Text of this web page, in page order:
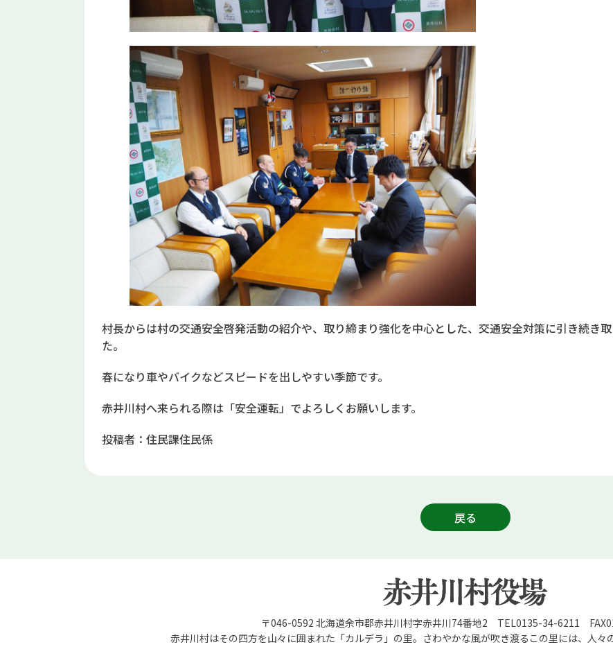
村長からは村の交通安全啓発活動の紹介や、取り締まり強化を中心とした、交通安全対策に引き続き
た。
春になり車やバイクなどスピードを出しやすい季節です。
赤井川村へ来られる際は「安全運転」でよろしくお願いします。
投稿者：住民課住民係
戻る
〒046-0592 北海道余市郡赤井川村字赤井川74番地2 TEL0135-34-6211
赤井川村はその四方を山々に囲まれた「カルデラ」の里。さわやかな風が吹き渡るこの里には、人々